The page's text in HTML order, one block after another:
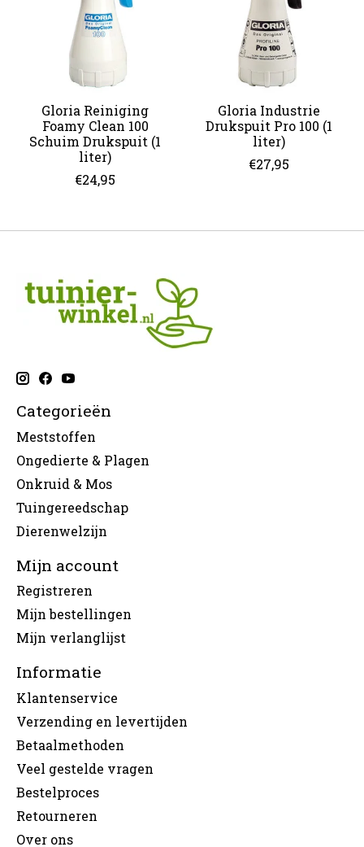
Gloria Reiniging
Foamy Clean 100
Schuim Drukspuit (1
liter)
€24,95
Gloria Industrie
Drukspuit Pro 100 (1
liter)
€27,95
Categorieën
Meststoffen
Ongedierte & Plagen
Onkruid & Mos
Tuingereedschap
Dierenwelzijn
Mijn account
Registreren
Mijn bestellingen
Mijn verlanglijst
Informatie
Klantenservice
Verzending en levertijden
Betaalmethoden
Veel gestelde vragen
Bestelproces
Retourneren
Over ons